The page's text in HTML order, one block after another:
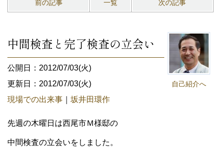
前の記事 一覧 次の記事
自己紹介へ
中間検査と完了検査の立会い
公開日：2012/07/03(火)
更新日：2012/07/03(火)
現場での出来事
坂井田環作
先週の木曜日は西尾市Ｍ様邸の
中間検査の立会いをしました。